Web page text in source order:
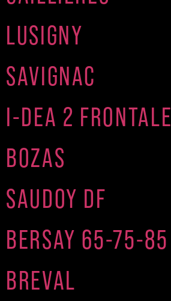
LUSIGNY
SAVIGNAC
I-DEA 2 FRONTALE
BOZAS
SAUDOY DF
BERSAY 65-75-85
BREVAL